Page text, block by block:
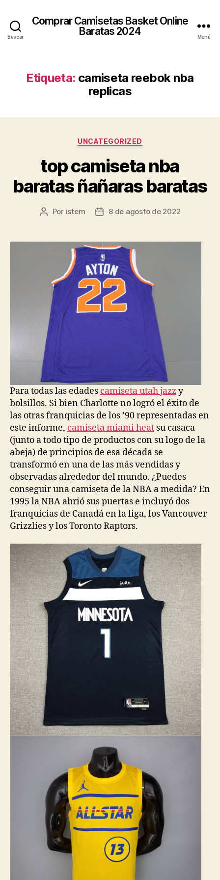
Buscar
Comprar Camisetas Basket Online
Baratas 2024
Menú
Etiqueta: camiseta reebok nba
replicas
Categorías
UNCATEGORIZED
top camiseta nba
baratas ñañaras baratas
Autor
entrada
Por istern
Fecha
entrada
8 de agosto de 2022
Para todas las edades camiseta utah jazzy
bolsillos. Si bien Charlotte no logró el éxito de
las otras franquicias de los ’90 representadas en
este informe, camiseta miami heat su casaca
(junto a todo tipo de productos con su logo de la
abeja) de principios de esa década se
transformó en una de las más vendidas y
observadas alrededor del mundo. ¿Puedes
conseguir una camiseta de la NBA a medida? En
1995 la NBA abrió sus puertas e incluyó dos
franquicias de Canadá en la liga, los Vancouver
Grizzlies y los Toronto Raptors.